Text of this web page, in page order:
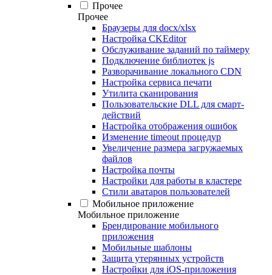
Прочее
Прочее
Браузеры для docx/xlsx
Настройка CKEditor
Обслуживание заданий по таймеру
Подключение библиотек js
Разворачивание локального CDN
Настройка сервиса печати
Утилита сканирования
Пользовательские DLL для смарт-
действий
Настройка отображения ошибок
Изменение timeout процедур
Увеличение размера загружаемых
файлов
Настройка почты
Настройки для работы в кластере
Стили аватаров пользователей
Мобильное приложение
Мобильное приложение
Брендирование мобильного
приложения
Мобильные шаблоны
Защита утерянных устройств
Настройки для iOS-приложения